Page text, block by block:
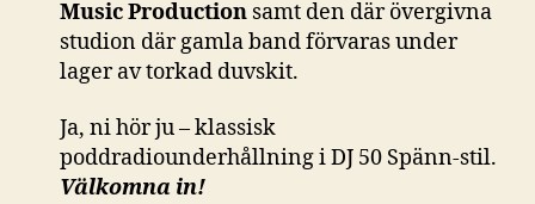
Music Production samt den där övergivna
studion där gamla band förvaras under
lager av torkad duvskit.
Ja, ni hör ju – klassisk
poddradiounderhållning i DJ 50 Spänn-stil.
Välkomna in!